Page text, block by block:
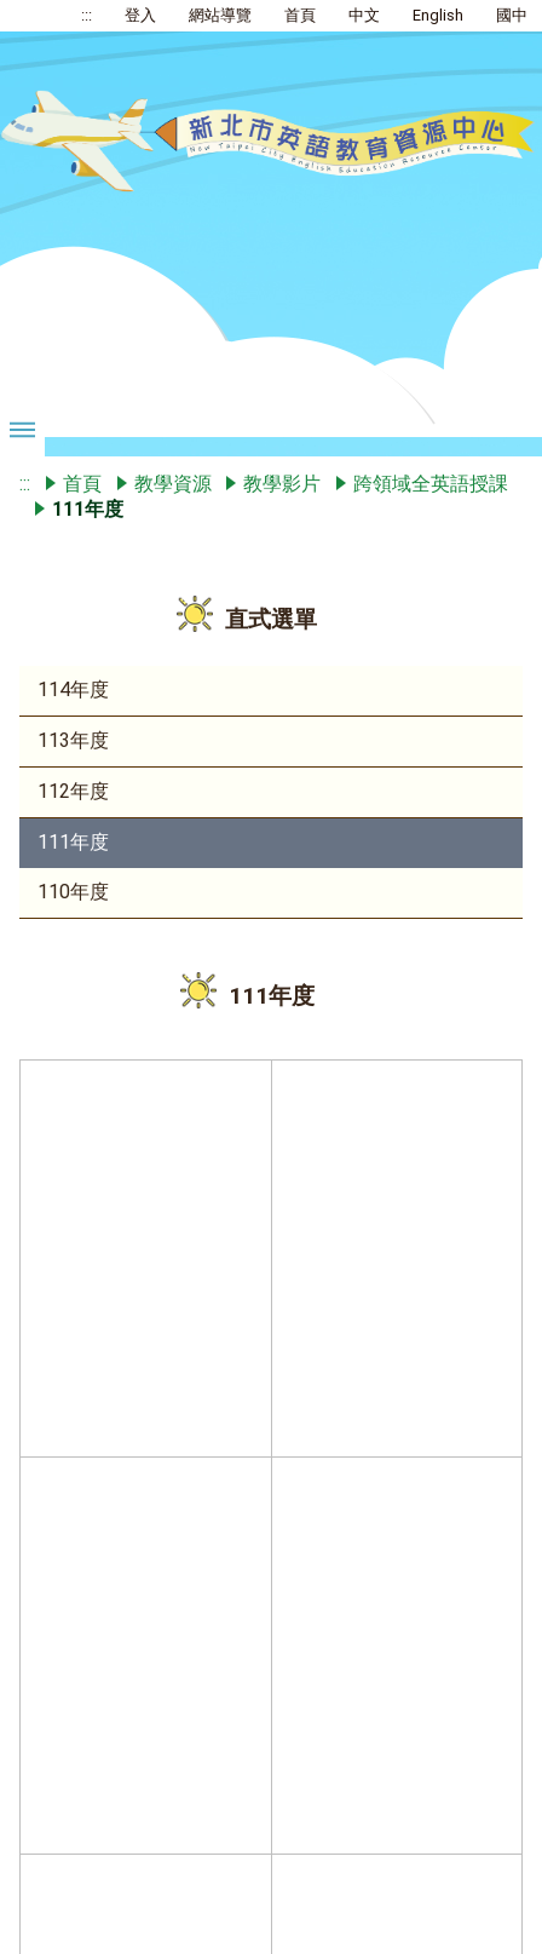
::: 登入 網站導覽 首頁 中文 English 國中
::: 首頁 教學資源 教學影片
跨領域全英語授課
111年度
直式選單
114年度
113年度
112年度
111年度
110年度
111年度